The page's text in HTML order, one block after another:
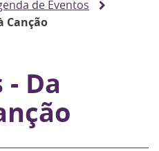
de Eventos
Canção
- Da